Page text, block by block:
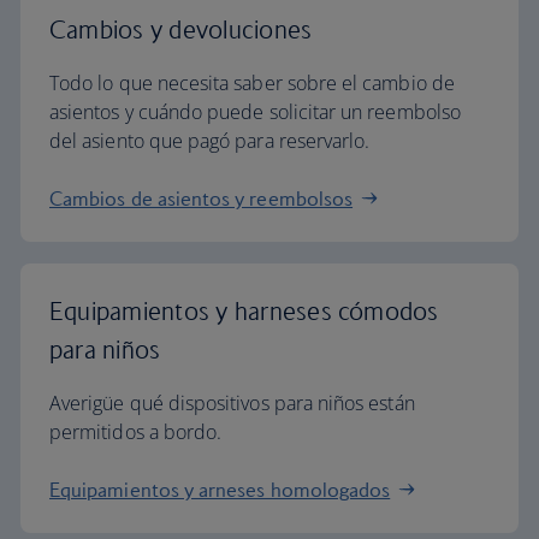
Cambios y devoluciones
Todo lo que necesita saber sobre el cambio de
asientos y cuándo puede solicitar un reembolso
del asiento que pagó para reservarlo.
Cambios de asientos y reembolsos
Equipamientos y harneses cómodos
para niños
Averigüe qué dispositivos para niños están
permitidos a bordo.
Equipamientos y arneses homologados